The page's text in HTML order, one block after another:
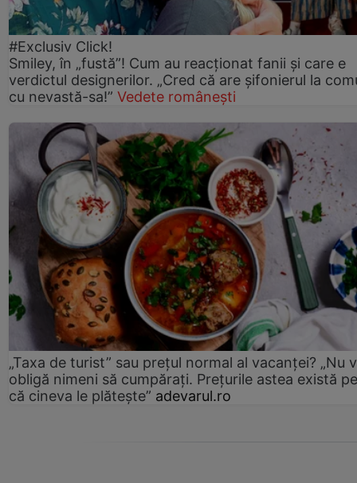
#Exclusiv Click!
Smiley, în „fustă”! Cum au reacționat fanii și care e
verdictul designerilor. „Cred că are șifonierul la
cu nevastă-sa!” Vedete românești
„Taxa de turist” sau prețul normal al vacanței? „Nu
obligă nimeni să cumpărați. Prețurile astea există
că cineva le plătește” adevarul.ro